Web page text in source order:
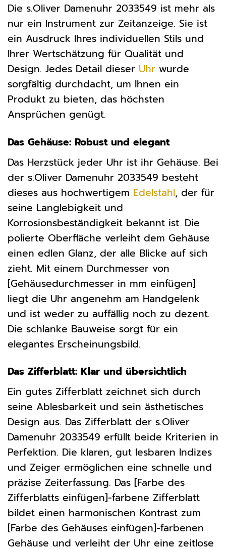
Die s.Oliver Damenuhr 2033549 ist mehr als
nur ein Instrument zur Zeitanzeige. Sie ist
ein Ausdruck Ihres individuellen Stils und
Ihrer Wertschätzung für Qualität und
Design. Jedes Detail dieser Uhr wurde
sorgfältig durchdacht, um Ihnen ein
Produkt zu bieten, das höchsten
Ansprüchen genügt.
Das Gehäuse: Robust und elegant
Das Herzstück jeder Uhr ist ihr Gehäuse. Bei
der s.Oliver Damenuhr 2033549 besteht
dieses aus hochwertigem Edelstahl, der für
seine Langlebigkeit und
Korrosionsbeständigkeit bekannt ist. Die
polierte Oberfläche verleiht dem Gehäuse
einen edlen Glanz, der alle Blicke auf sich
zieht. Mit einem Durchmesser von
[Gehäusedurchmesser in mm einfügen]
liegt die Uhr angenehm am Handgelenk
und ist weder zu auffällig noch zu dezent.
Die schlanke Bauweise sorgt für ein
elegantes Erscheinungsbild.
Das Zifferblatt: Klar und übersichtlich
Ein gutes Zifferblatt zeichnet sich durch
seine Ablesbarkeit und sein ästhetisches
Design aus. Das Zifferblatt der s.Oliver
Damenuhr 2033549 erfüllt beide Kriterien in
Perfektion. Die klaren, gut lesbaren Indizes
und Zeiger ermöglichen eine schnelle und
präzise Zeiterfassung. Das [Farbe des
Zifferblatts einfügen]-farbene Zifferblatt
bildet einen harmonischen Kontrast zum
[Farbe des Gehäuses einfügen]-farbenen
Gehäuse und verleiht der Uhr eine zeitlose